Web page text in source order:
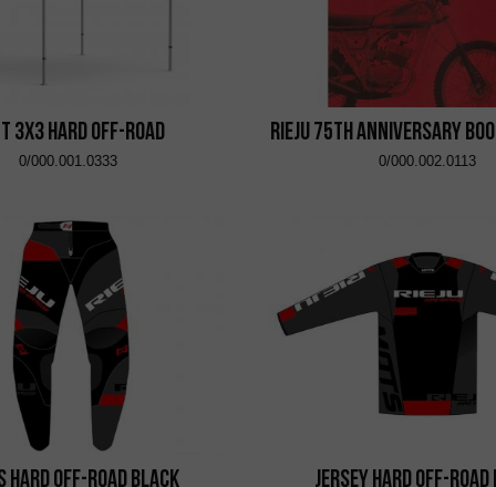
3x3 Hard Off-Road
0/000.001.0333
RIEJU 75th Anniversary
0/000.002.0113
Hard Off-Road Black Jersey Hard Off-